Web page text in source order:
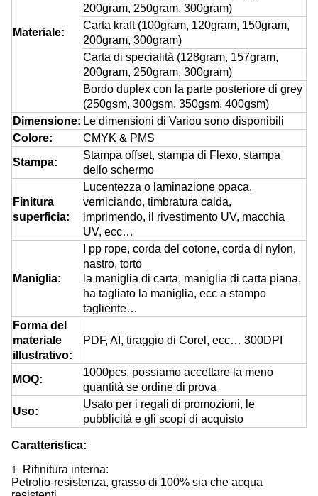
Materiale:
200gram, 250gram, 300gram)
Carta kraft (100gram, 120gram, 150gram,
200gram, 300gram)
Carta di specialità (128gram, 157gram,
200gram, 250gram, 300gram)
Bordo duplex con la parte posteriore di grey
(250gsm, 300gsm, 350gsm, 400gsm)
Dimensione: Le dimensioni di Variou sono disponibili
Colore:
CMYK & PMS
Stampa:
Stampa offset, stampa di Flexo, stampa
dello schermo
Finitura
superficia:
Lucentezza o laminazione opaca,
verniciando, timbratura calda,
imprimendo, il rivestimento UV, macchia
UV, ecc…
Maniglia:
I pp rope, corda del cotone, corda di nylon,
nastro, torto
la maniglia di carta, maniglia di carta piana,
ha tagliato la maniglia, ecc a stampo
tagliente…
Forma del
materiale
illustrativo:
PDF, AI, tiraggio di Corel, ecc… 300DPI
MOQ:
1000pcs, possiamo accettare la meno
quantità se ordine di prova
Uso:
Usato per i regali di promozioni, le
pubblicità e gli scopi di acquisto
Caratteristica:
1.
Rifinitura interna:
Petrolio-resistenza, grasso di 100% sia che acqua